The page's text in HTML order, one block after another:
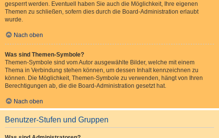
gesperrt werden. Eventuell haben Sie auch die Möglichkeit, Ihre eigenen
Themen zu schließen, sofern dies durch die Board-Administration erlaubt
wurde.
Nach oben
Was sind Themen-Symbole?
Themen-Symbole sind vom Autor ausgewählte Bilder, welche mit einem
Thema in Verbindung stehen können, um dessen Inhalt kennzeichnen zu
können. Die Möglichkeit, Themen-Symbole zu verwenden, hängt von Ihren
Berechtigungen ab, die die Board-Administration gesetzt hat.
Nach oben
Benutzer-Stufen und Gruppen